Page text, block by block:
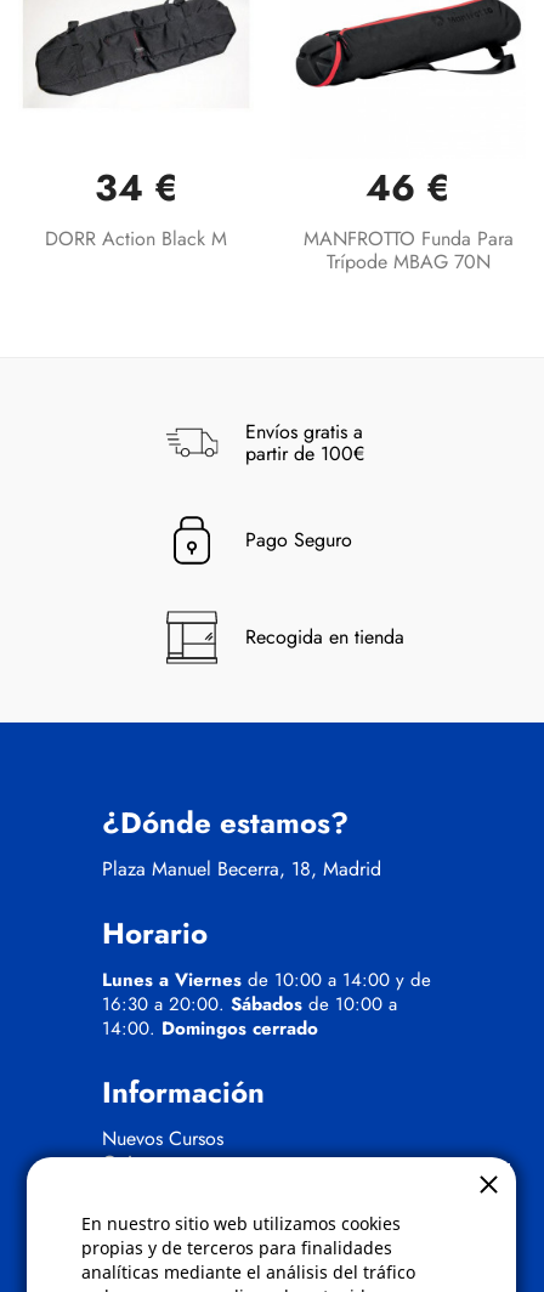
En nuestro sitio web utilizamos cookies
propias y de terceros para finalidades
analíticas mediante el análisis del tráfico
34 €
DORR Action Black M
46 €
MANFROTTO Funda Para
Trípode MBAG 70N
Envíos gratis a
partir de 100€
Pago Seguro
Recogida en tienda
¿Dónde estamos?
Plaza Manuel Becerra, 18, Madrid
Horario
Lunes a Viernes de 10:00 a 14:00 y de
16:30 a 20:00. Sábados de 10:00 a
14:00. Domingos cerrado
Información
Nuevos Cursos
Quienes somos
Políticas